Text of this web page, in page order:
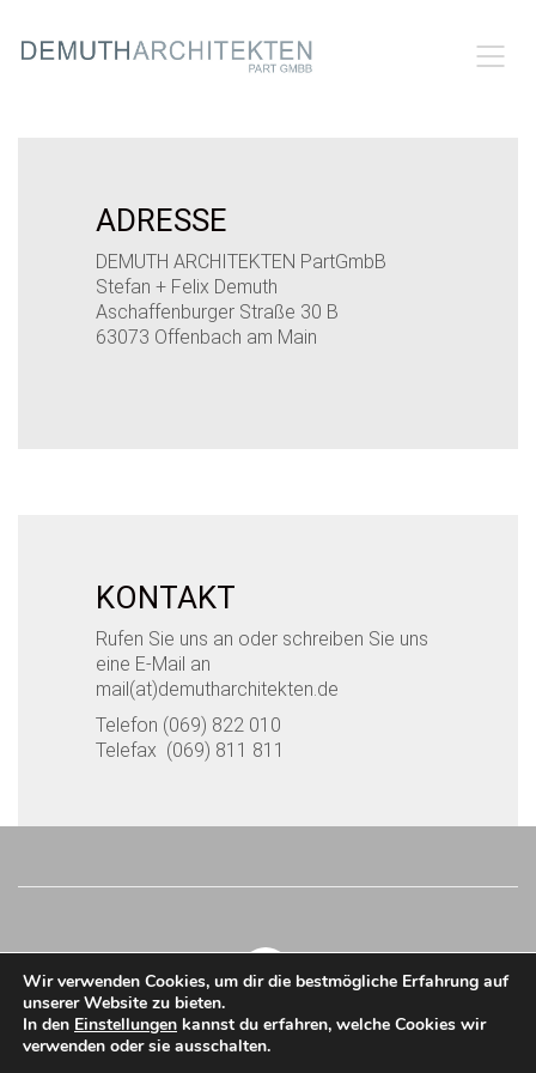
ADRESSE
DEMUTH ARCHITEKTEN PartGmbB
Stefan + Felix Demuth
Aschaffenburger Straße 30 B
63073 Offenbach am Main
KONTAKT
Rufen Sie uns an oder schreiben Sie uns
eine E-Mail an
mail(at)demutharchitekten.de
Telefon (069) 822 010
Telefax (069) 811 811
Demuth Architekten © Copyright 2023. Alle Rechte
Wir verwenden Cookies, um dir die bestmögliche Erfahrung auf
unserer Website zu bieten.
In den Einstellungen kannst du erfahren, welche Cookies wir
verwenden oder sie ausschalten.